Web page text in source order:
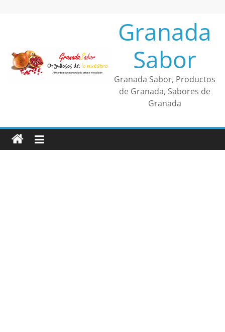
Granada
Sabor
Granada Sabor, Productos
de Granada, Sabores de
Granada